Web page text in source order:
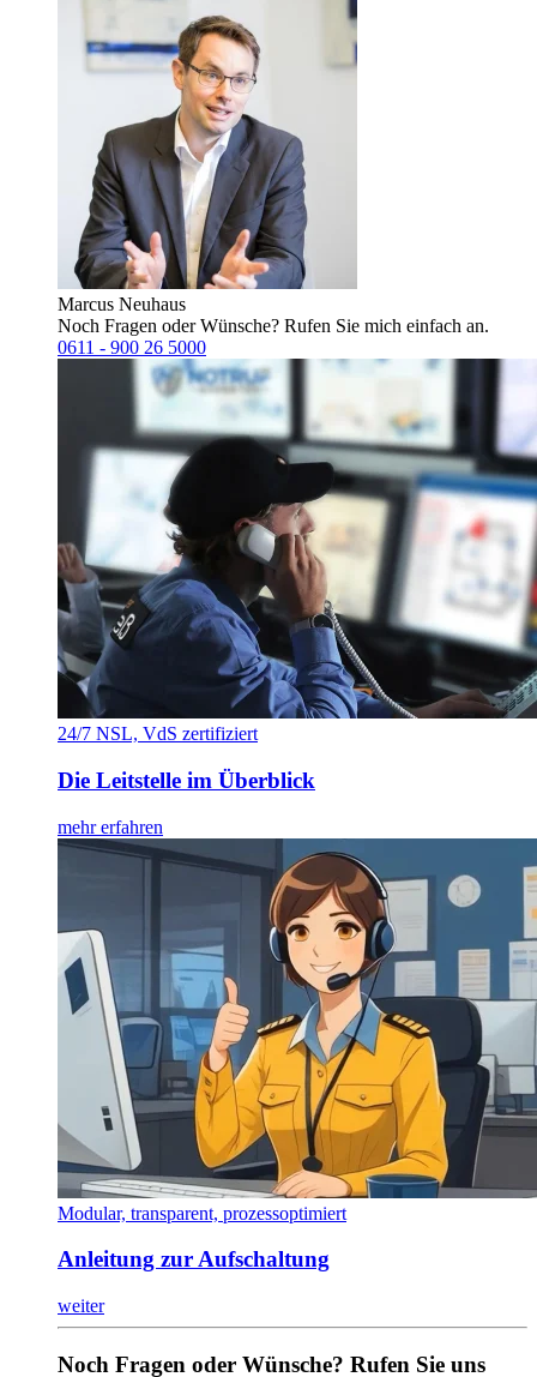
Marcus Neuhaus
Noch Fragen oder Wünsche? Rufen Sie mich einfach an.
0611 - 900 26 5000
24/7 NSL, VdS zertifiziert
Die Leitstelle im Überblick
mehr erfahren
Modular, transparent, prozessoptimiert
Anleitung zur Aufschaltung
weiter
Noch Fragen oder Wünsche? Rufen Sie uns